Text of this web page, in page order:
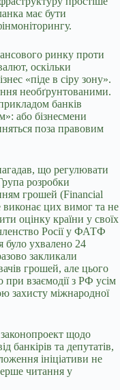
має бути
ринку проти
оскільки
«піде в сіру зону».
необґрунтованими.
банків
або бізнесмени
поза правовим
що регулювати
розробки
грошей (Financial
цих вимог та не
оцінку країни у своїх
Росії у ФАТФ
ухвалено 24
закликали
грошей, але цього
взаємодії з РФ усім
захисту міжнародної
щодо
банкірів та депутатів,
ініціативи не
читання у